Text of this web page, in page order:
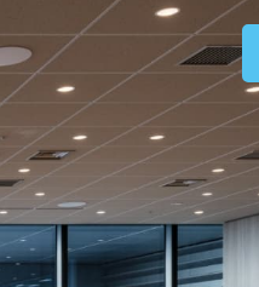
新卒採用
キャリア採用
ENVIRONMENT
働く環境と制度
東京本支社オフィスツアー